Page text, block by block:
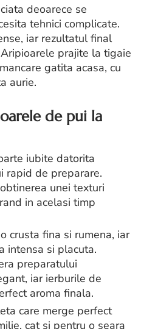
deoarece se
tehnici complicate.
iar rezultatul final
prajite la tigaie
gatita acasa, cu
aurie.
de pui la
iubite datorita
rapid de preparare.
unei texturi
in acelasi timp
crusta fina si rumena, iar
intensa si placuta.
preparatului
iar ierburile de
aroma finala.
care merge perfect
cat si pentru o seara